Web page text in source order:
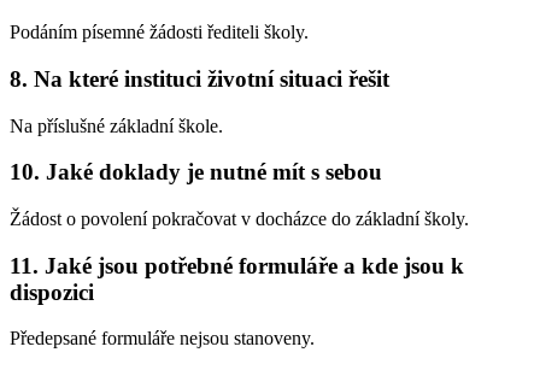
Podáním písemné žádosti řediteli školy.
8. Na které instituci životní situaci řešit
Na příslušné základní škole.
10. Jaké doklady je nutné mít s sebou
Žádost o povolení pokračovat v docházce do základní školy.
11. Jaké jsou potřebné formuláře a kde jsou k
dispozici
Předepsané formuláře nejsou stanoveny.